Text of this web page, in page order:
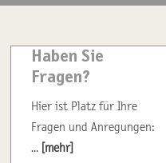
Haben Sie
Fragen?
Hier ist Platz für Ihre
Fragen und Anregungen:
... [mehr]